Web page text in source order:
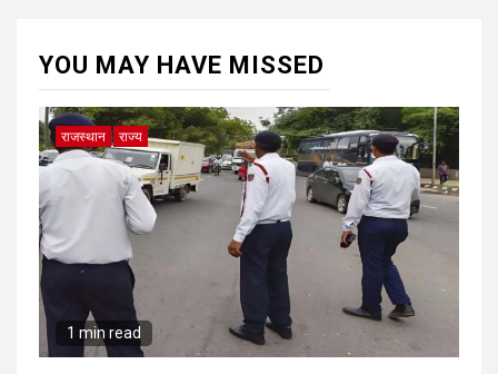
YOU MAY HAVE MISSED
राजस्थान राज्य
1 min read